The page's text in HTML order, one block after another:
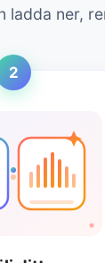
ladda ner,
2